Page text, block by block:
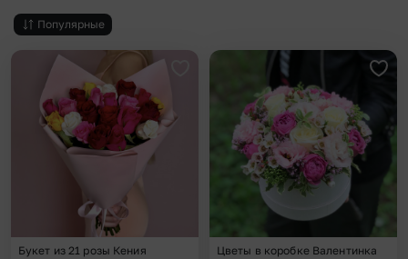
Популярные
Добавить в избранное
Букет из 21 розы Кения Цветы в коробке Валентинка